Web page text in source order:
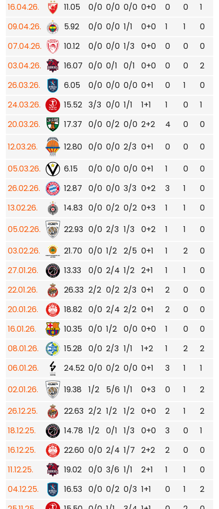
16.04.26.
11.05 0/0 0/0 0/0 0+0 0 0 1
09.04.26.
5.92 0/0 0/0 1/1 0+0 1 1 0
07.04.26.
10.12 0/0 0/0 1/3 0+0 0 0 0
03.04.26.
16.07 0/0 0/1 0/1 0+0 0 0 2
26.03.26.
6.05 0/0 0/0 0/0 0+1 0 1 0
24.03.26.
15.52 3/3 0/0 1/1 1+1 1 0 1
20.03.26.
17.37 0/0 0/2 0/0 2+2 4 0 0
12.03.26.
12.80 0/0 0/0 2/3 0+1 0 0 0
05.03.26.
6.15 0/0 0/0 0/0 0+1 1 0 0
26.02.26.
12.87 0/0 0/0 3/3 0+2 3 1 0
13.02.26.
14.83 0/0 0/2 0/2 0+3 1 1 0
05.02.26.
22.93 0/0 2/3 1/3 0+2 1 1 0
03.02.26.
21.70 0/0 1/2 2/5 0+1 1 2 0
27.01.26.
13.33 0/0 2/4 1/2 2+1 1 1 0
22.01.26.
26.33 2/2 0/2 2/3 0+1 2 0 0
20.01.26.
18.82 0/0 2/4 2/2 0+1 2 0 0
16.01.26.
10.35 0/0 1/2 0/0 0+0 1 0 0
08.01.26.
15.28 0/0 2/3 1/1 1+2 1 2 2
06.01.26.
24.52 0/0 0/2 0/0 0+1 3 1 1
02.01.26.
19.38 1/2 5/6 1/1 0+3 0 1 2
26.12.25.
22.63 2/2 1/2 1/2 0+0 2 1 2
18.12.25.
14.78 1/2 0/1 1/3 0+0 3 0 1
16.12.25.
22.60 0/0 2/4 1/7 2+2 2 0 0
11.12.25.
19.02 0/0 3/6 1/1 2+1 1 1 0
04.12.25.
16.53 0/0 0/2 0/3 1+1 0 1 2